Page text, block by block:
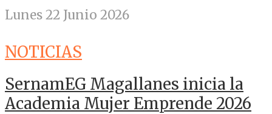
Lunes 22 Junio 2026
NOTICIAS
SernamEG Magallanes inicia la
Academia Mujer Emprende 2026